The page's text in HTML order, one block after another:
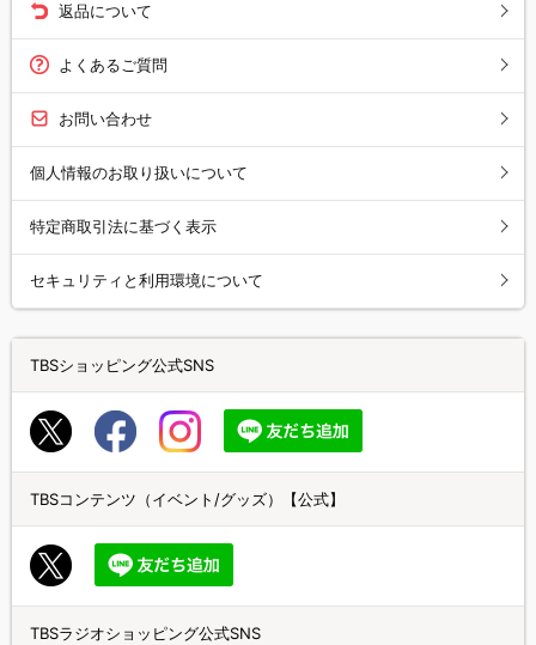
返品について
よくあるご質問
お問い合わせ
個人情報のお取り扱いについて
特定商取引法に基づく表示
セキュリティと利用環境について
TBSショッピング公式SNS
TBSコンテンツ（イベント/グッズ）【公式】
TBSラジオショッピング公式SNS